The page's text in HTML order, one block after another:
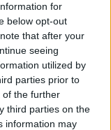
for
below opt-out
that after your
seeing
utilized by
parties prior to
of the further
third parties on the
information may
(TÜV NORD):
το 2015
- 03:00